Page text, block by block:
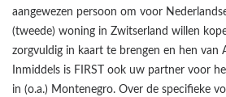
aangewezen persoon om voor
(tweede) woning in Zwitserland willen
zorgvuldig in kaart te brengen en hen van
Inmiddels is FIRST ook uw partner voor
in (o.a.) Montenegro. Over de specifieke